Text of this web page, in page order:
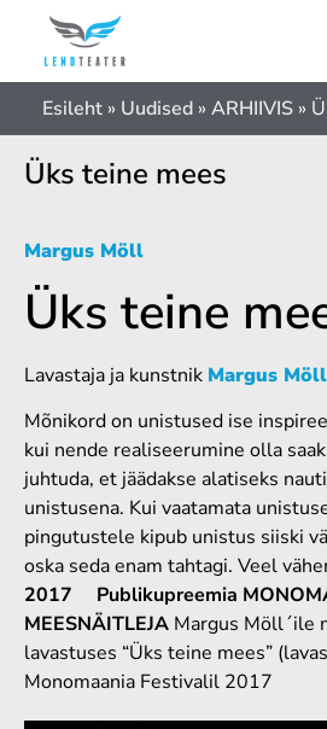
Esileht » Uudised » ARHIIVIS »
Üks teine mees
Margus Möll
Üks teine
Lavastaja ja kunstnik Margus Möll
Mõnikord on unistused ise
kui nende realiseerumine olla
juhtuda, et jäädakse alatiseks
unistusena. Kui vaatamata
pingutustele kipub unistus siiski
oska seda enam tahtagi. Veel
2017
Publikupreemia
MEESNÄITLEJA Margus Möll´ile
lavastuses “Üks teine mees”
Monomaania Festivalil 2017